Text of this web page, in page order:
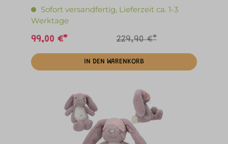
Sofort versandfertig, Lieferzeit ca. 1-3
Werktage
99,00 €* 229,90 €*
IN DEN WARENKORB